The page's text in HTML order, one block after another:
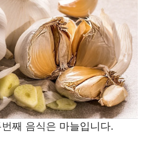
째 음식은 마늘입니다.